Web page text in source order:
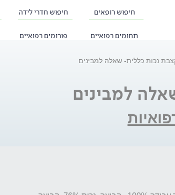
חיפוש רופאים חיפוש חדרי לידה
תחומים רפואיים פורומים רפואיים
נכות כללית- שאלה למבינים
למבינים